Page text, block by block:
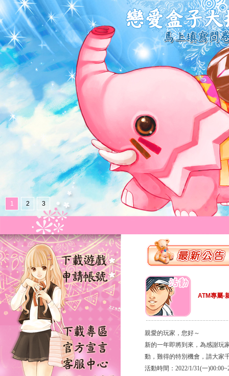
1 2 3
ATM專屬-
親愛的玩家，您好～
新的一年即將到來，為感謝玩
動，難得的特別機會，請大家
活動時間：2022/1/31(一